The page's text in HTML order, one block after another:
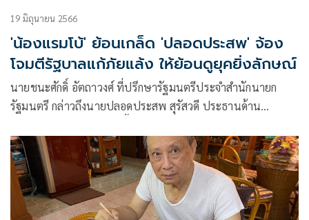
19 มิถุนายน 2566
'น้องแรมโบ้' ย้อนเกล็ด 'ปลอดประสพ' จ้อง
โจมตีรัฐบาลแก้ภัยแล้ง ให้ย้อนดูยุคยิ่งลักษณ์
นายชนะศักดิ์ อัตถาวงศ์ ที่ปรึกษารัฐมนตรีประจำสำนักนายก
รัฐมนตรี กล่าวถึงนายปลอดประสพ สุรัสวดี ประธานด้าน
ไทยออกมาจี้รัฐบาลหยุดเกียร์ว่าง